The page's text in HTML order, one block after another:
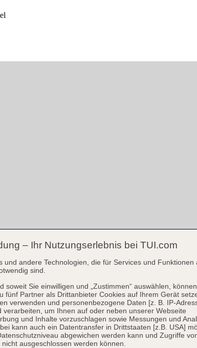
– Ihr Nutzungserlebnis bei TUI.com
und andere Technologien, die für Services und Funktionen
sind.
soweit Sie einwilligen und „Zustimmen“ auswählen,
fünf Partner als Drittanbieter Cookies auf Ihrem Gerät
verwenden und personenbezogene Daten [z. B. IP-
verarbeiten, um Ihnen auf oder neben unserer Webseite
und Inhalte vorzuschlagen sowie Messungen und
kann auch ein Datentransfer in Drittstaaten [z.B. USA]
abgewichen werden kann und Zugriffe
ausgeschlossen werden können.